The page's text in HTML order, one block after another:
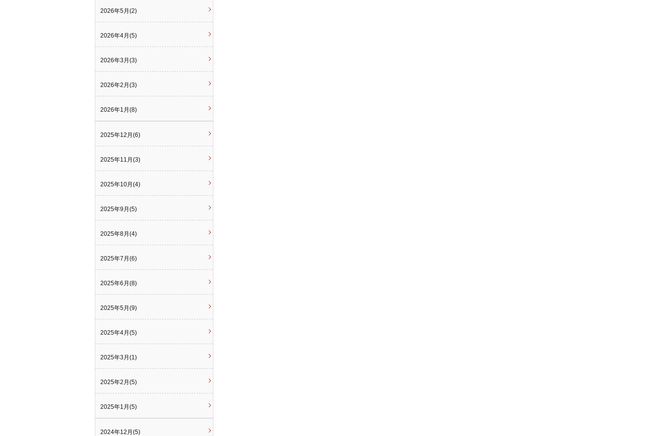
2026年5月(2)
2026年4月(5)
2026年3月(3)
2026年2月(3)
2026年1月(8)
2025年12月(6)
2025年11月(3)
2025年10月(4)
2025年9月(5)
2025年8月(4)
2025年7月(6)
2025年6月(8)
2025年5月(9)
2025年4月(5)
2025年3月(1)
2025年2月(5)
2025年1月(5)
2024年12月(5)